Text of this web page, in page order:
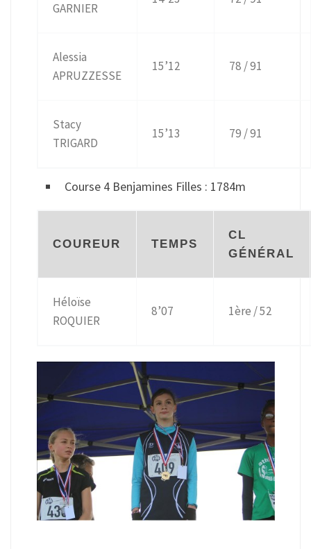
GARNIER
Alessia
APRUZZESSE
15’12 78 / 91
Stacy
TRIGARD
15’13 79 / 91
Course 4 Benjamines Filles : 1784m
COUREUR TEMPS
CL
GÉNÉRAL
Héloïse
ROQUIER
8’07 1ère / 52